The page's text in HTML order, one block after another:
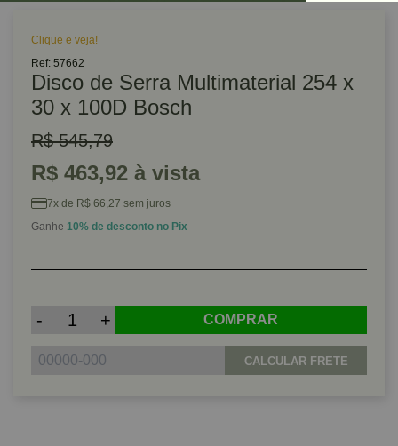
Clique e veja!
Ref: 57662
Disco de Serra Multimaterial 254 x
30 x 100D Bosch
R$ 545,79
R$ 463,92 à vista
7x de R$ 66,27 sem juros
Ganhe 10% de desconto no Pix
- + COMPRAR
CALCULAR FRETE